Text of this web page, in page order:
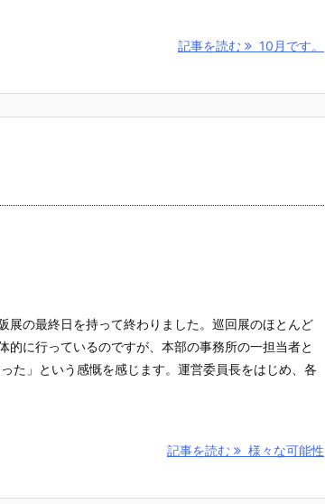
記事を読む 10月です。
展の最終日を持って終わりました。巡回展のほとんど
的に行っているのですが、本部の事務所の一担当者と
た」という感慨を感じます。運営委員長をはじめ、各
記事を読む 様々な可能性